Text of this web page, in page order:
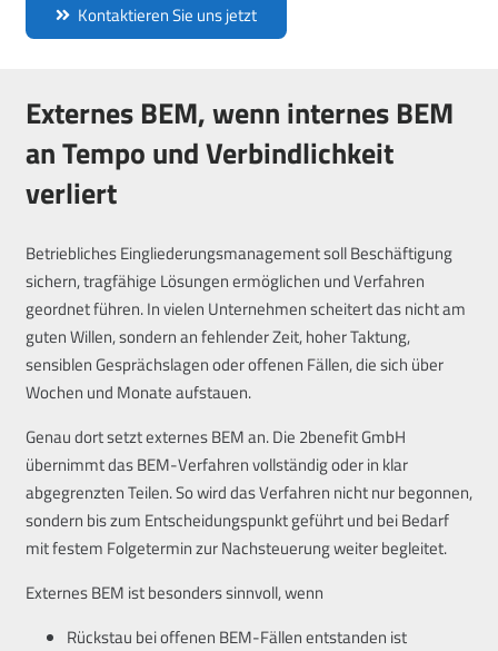
Kontaktieren Sie uns jetzt
Externes BEM, wenn internes BEM
an Tempo und Verbindlichkeit
verliert
Betriebliches Eingliederungsmanagement soll Beschäftigung
sichern, tragfähige Lösungen ermöglichen und Verfahren
geordnet führen. In vielen Unternehmen scheitert das nicht am
guten Willen, sondern an fehlender Zeit, hoher Taktung,
sensiblen Gesprächslagen oder offenen Fällen, die sich über
Wochen und Monate aufstauen.
Genau dort setzt externes BEM an. Die 2benefit GmbH
übernimmt das BEM-Verfahren vollständig oder in klar
abgegrenzten Teilen. So wird das Verfahren nicht nur begonnen,
sondern bis zum Entscheidungspunkt geführt und bei Bedarf
mit festem Folgetermin zur Nachsteuerung weiter begleitet.
Externes BEM ist besonders sinnvoll, wenn
Rückstau bei offenen BEM-Fällen entstanden ist